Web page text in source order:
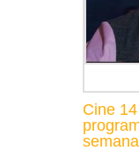
Cine
semana